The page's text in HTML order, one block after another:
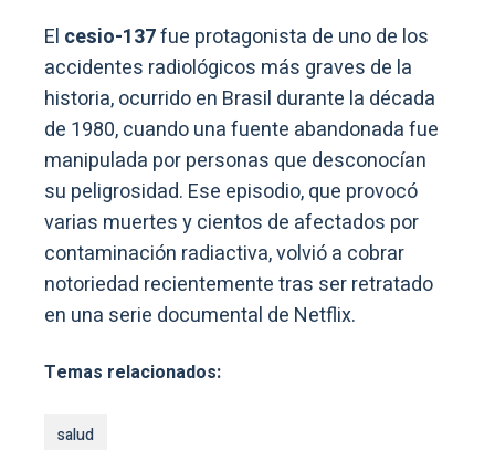
El cesio-137fue protagonista de uno de los
accidentes radiológicos más graves de la
historia, ocurrido en Brasil durante la década
de 1980, cuando una fuente abandonada fue
manipulada por personas que desconocían
su peligrosidad. Ese episodio, que provocó
varias muertes y cientos de afectados por
contaminación radiactiva, volvió a cobrar
notoriedad recientemente tras ser retratado
en una serie documental de Netflix.
Temas relacionados:
salud